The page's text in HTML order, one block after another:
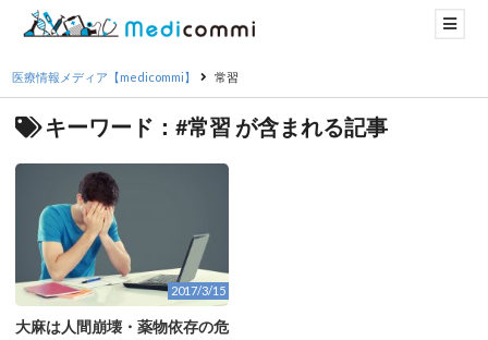
医療情報メディア【medicommi】 常習
キーワード：#常習 が含まれる記事
2017/3/15
大麻は人間崩壊・薬物依存の危